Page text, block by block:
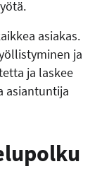
asiakas.
ja
ja laskee
asiantuntija